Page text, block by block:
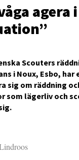
agera
Scouters
i Noux, Esbo,
sig om räddning
som lägerliv och